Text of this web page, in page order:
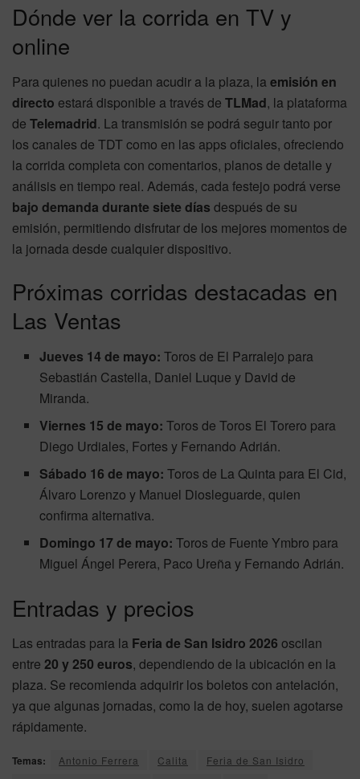
Dónde ver la corrida en TV y
online
Para quienes no puedan acudir a la plaza, laemisión en
directo estará disponible a través de TLMad, la plataforma
de Telemadrid. La transmisión se podrá seguir tanto por
los canales de TDT como en las apps oficiales, ofreciendo
la corrida completa con comentarios, planos de detalle y
análisis en tiempo real. Además, cada festejo podrá verse
bajo demanda durante siete días después de su
emisión, permitiendo disfrutar de los mejores momentos de
la jornada desde cualquier dispositivo.
Próximas corridas destacadas en
Las Ventas
Jueves 14 de mayo: Toros de El Parralejo para
Sebastián Castella, Daniel Luque y David de
Miranda.
Viernes 15 de mayo: Toros de Toros El Torero para
Diego Urdiales, Fortes y Fernando Adrián.
Sábado 16 de mayo: Toros de La Quinta para El Cid,
Álvaro Lorenzo y Manuel Diosleguarde, quien
confirma alternativa.
Domingo 17 de mayo: Toros de Fuente Ymbro para
Miguel Ángel Perera, Paco Ureña y Fernando Adrián.
Entradas y precios
Las entradas para la Feria de San Isidro 2026 oscilan
entre 20 y 250 euros, dependiendo de la ubicación en la
plaza. Se recomienda adquirir los boletos con antelación,
ya que algunas jornadas, como la de hoy, suelen agotarse
rápidamente.
Temas: Antonio Ferrera Calita
Feria de San Isidro